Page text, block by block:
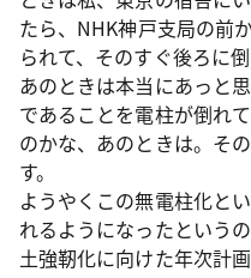
たら、NHK神戸支局の前
られて、そのすぐ後ろに
あのときは本当にあっと
であることを電柱が倒れ
のかな、あのときは。そ
す。
ようやくこの無電柱化と
れるようになったという
土強靭化に向けた年次計